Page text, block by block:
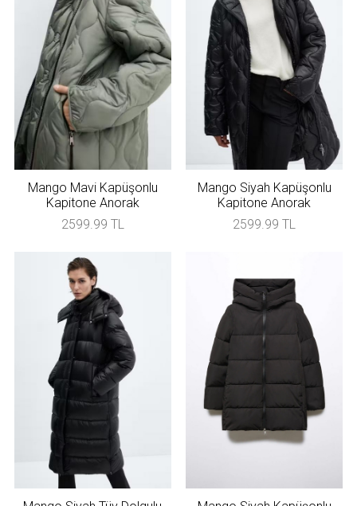
Mango Mavi Kapüşonlu
Kapitone Anorak
2599.99 TL
Mango Siyah Kapüşonlu
Kapitone Anorak
2599.99 TL